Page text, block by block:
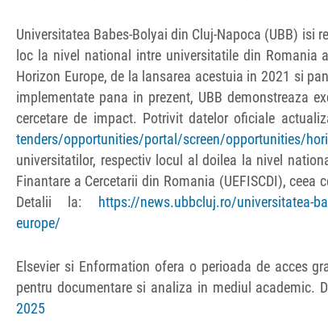
Universitatea Babes-Bolyai din Cluj-Napoca (UBB) isi
loc la nivel national intre universitatile din
Horizon Europe, de la lansarea acestuia in 2021 si
implementate pana in prezent, UBB demonstreaza
cercetare de impact. Potrivit datelor oficiale
tenders/opportunities/portal/screen/opportunities/
universitatilor, respectiv locul al doilea la nivel
Finantare a Cercetarii din Romania (UEFISCDI),
Detalii la:
https://news.ubbcluj.ro/universitatea-
europe/
Elsevier si Enformation ofera o perioada de acces
pentru documentare si analiza in mediul academic.
2025